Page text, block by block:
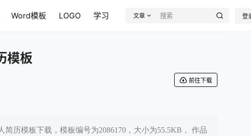
Word模板 LOGO 学习 文章 登
模板
前往下载
历模板下载，模板编号为2086170，大小为55.5KB， 作品